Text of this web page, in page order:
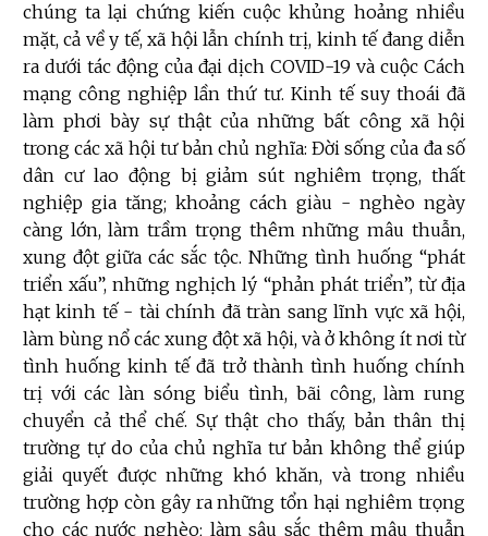
chúng ta lại chứng kiến cuộc khủng hoảng nhiều
mặt, cả về y tế, xã hội lẫn chính trị, kinh tế đang diễn
ra dưới tác động của đại dịch COVID-19 và cuộc Cách
mạng công nghiệp lần thứ tư. Kinh tế suy thoái đã
làm phơi bày sự thật của những bất công xã hội
trong các xã hội tư bản chủ nghĩa: Đời sống của đa số
dân cư lao động bị giảm sút nghiêm trọng, thất
nghiệp gia tăng; khoảng cách giàu - nghèo ngày
càng lớn, làm trầm trọng thêm những mâu thuẫn,
xung đột giữa các sắc tộc. Những tình huống “phát
triển xấu”, những nghịch lý “phản phát triển”, từ địa
hạt kinh tế - tài chính đã tràn sang lĩnh vực xã hội,
làm bùng nổ các xung đột xã hội, và ở không ít nơi từ
tình huống kinh tế đã trở thành tình huống chính
trị với các làn sóng biểu tình, bãi công, làm rung
chuyển cả thể chế. Sự thật cho thấy, bản thân thị
trường tự do của chủ nghĩa tư bản không thể giúp
giải quyết được những khó khăn, và trong nhiều
trường hợp còn gây ra những tổn hại nghiêm trọng
cho các nước nghèo; làm sâu sắc thêm mâu thuẫn